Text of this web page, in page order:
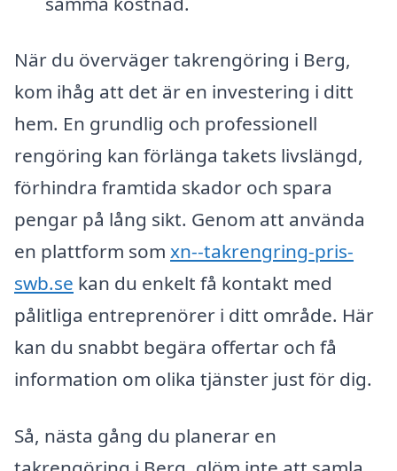
När du överväger takrengöring i Berg,
kom ihåg att det är en investering i ditt
hem. En grundlig och professionell
rengöring kan förlänga takets livslängd,
förhindra framtida skador och spara
pengar på lång sikt. Genom att använda
en plattform som xn--takrengring-pris-
swb.se kan du enkelt få kontakt med
pålitliga entreprenörer i ditt område. Här
kan du snabbt begära offertar och få
information om olika tjänster just för dig.
Så, nästa gång du planerar en